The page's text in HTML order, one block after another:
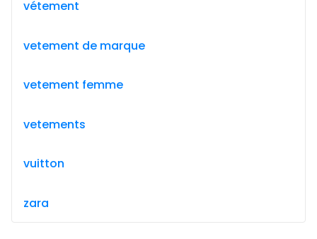
vétement
vetement de marque
vetement femme
vetements
vuitton
zara